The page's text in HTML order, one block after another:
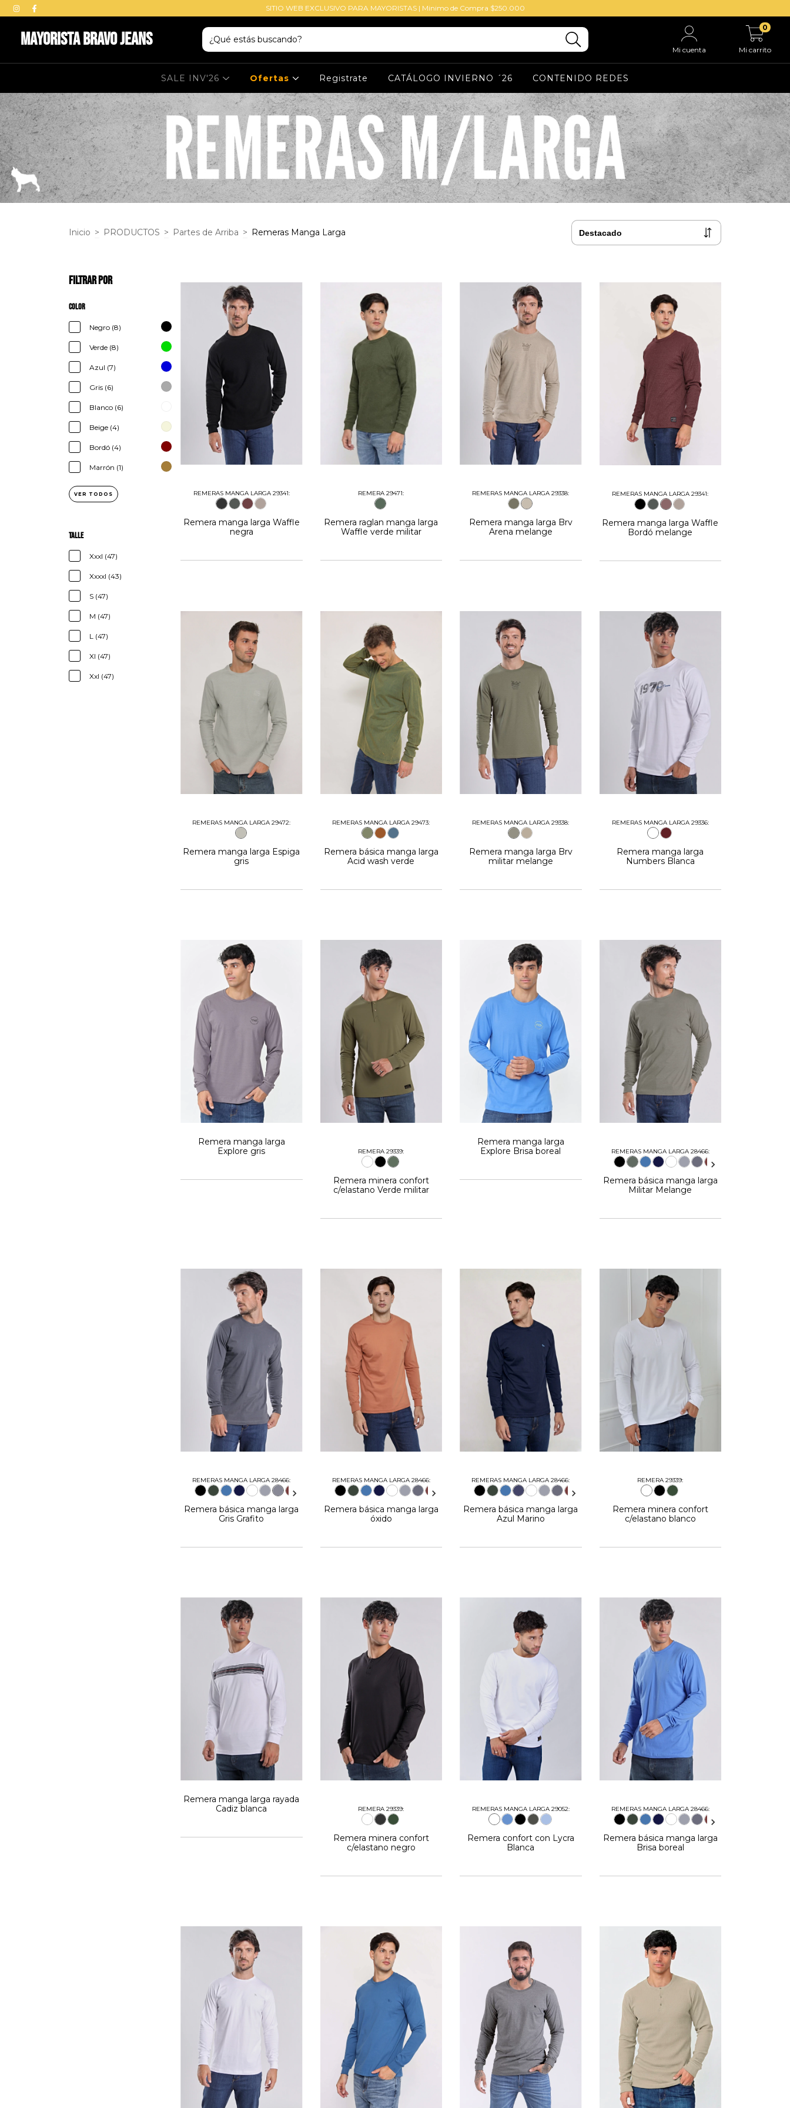
SITIO WEB EXCLUSIVO PARA MAYORISTAS | Minimo de Compra $250.000
Mayorista BRAVO Jeans Mi cuenta Mi carrito
0
SALE INV'26 Ofertas Registrate CATÁLOGO INVIERNO ´26 CONTENIDO REDES
Inicio > PRODUCTOS > Partes de Arriba > Remeras Manga Larga
Filtrar por
Color
Negro (8)
Verde (8)
Azul (7)
Gris (6)
Blanco (6)
Beige (4)
Bordó (4)
Marrón (1)
VER TODOS
Talle
Xxxl (47)
Xxxxl (43)
S (47)
M (47)
L (47)
Xl (47)
Xxl (47)
REMERAS MANGA LARGA 29341:
Remera manga larga Waffle
negra
REMERA 29471:
Remera raglan manga larga
Waffle verde militar
REMERAS MANGA LARGA 29338:
Remera manga larga Brv
Arena melange
REMERAS MANGA LARGA 29341:
Remera manga larga Waffle
Bordó melange
REMERAS MANGA LARGA 29472:
Remera manga larga Espiga
gris
REMERAS MANGA LARGA 29473:
Remera básica manga larga
Acid wash verde
REMERAS MANGA LARGA 29338:
Remera manga larga Brv
militar melange
REMERAS MANGA LARGA 29336:
Remera manga larga
Numbers Blanca
Remera manga larga
Explore gris
REMERA 29339:
Remera minera confort
c/elastano Verde militar
Remera manga larga
Explore Brisa boreal
REMERAS MANGA LARGA 28466:
Remera básica manga larga
Militar Melange
REMERAS MANGA LARGA 28466:
Remera básica manga larga
Gris Grafito
REMERAS MANGA LARGA 28466:
Remera básica manga larga
óxido
REMERAS MANGA LARGA 28466:
Remera básica manga larga
Azul Marino
REMERA 29339:
Remera minera confort
c/elastano blanco
Remera manga larga rayada
Cadiz blanca
REMERA 29339:
Remera minera confort
c/elastano negro
REMERAS MANGA LARGA 29052:
Remera confort con Lycra
Blanca
REMERAS MANGA LARGA 28466:
Remera básica manga larga
Brisa boreal